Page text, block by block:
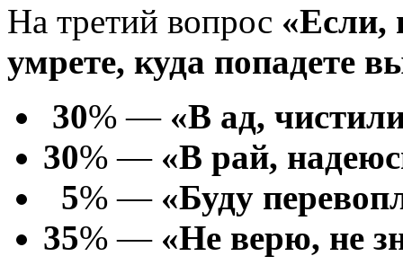
На третий вопрос «Если,
умрете, куда попадете
30% — «В ад,
30% — «В рай,
5% — «Буду
35% — «Не верю, не